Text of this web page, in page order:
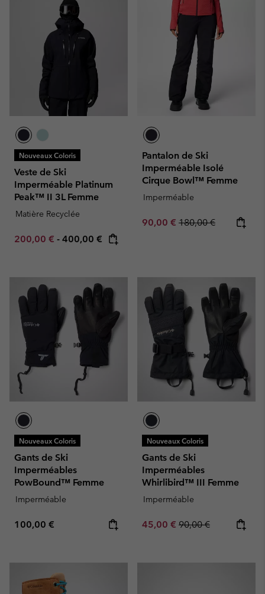
Nouveaux Coloris
Veste de Ski
Imperméable Platinum
Peak™ II 3L Femme
Matière Recyclée
Minimum sale price:
200,00 € - Maximum price:
400,00 €
Pantalon de Ski
Imperméable Isolé
Cirque Bowl™ Femme
Imperméable
Sale price:
90,00 € Regular price:
180,00 €
Nouveaux Coloris
Gants de Ski
Imperméables
PowBound™ Femme
Imperméable
Regular price:
100,00 €
Nouveaux Coloris
Gants de Ski
Imperméables
Whirlibird™ III Femme
Imperméable
Sale price:
45,00 € Regular price:
90,00 €